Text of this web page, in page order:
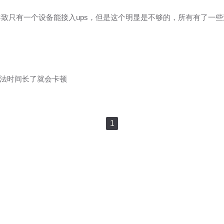
只有一个设备能接入ups，但是这个明显是不够的，所有有了一
时间长了就会卡顿
1